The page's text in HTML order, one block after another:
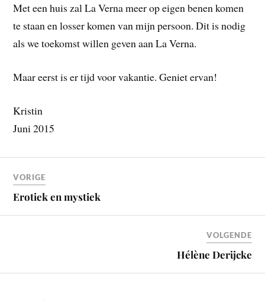
Met een huis zal La Verna meer op eigen benen komen
te staan en losser komen van mijn persoon. Dit is nodig
als we toekomst willen geven aan La Verna.
Maar eerst is er tijd voor vakantie. Geniet ervan!
Kristin
Juni 2015
VORIGE
Erotiek en mystiek
VOLGENDE
Hélène Derijcke